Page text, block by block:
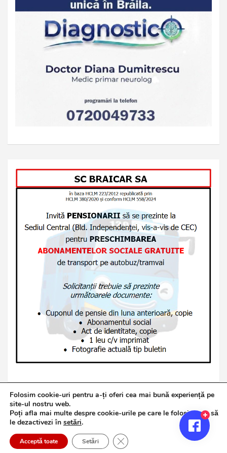
Copyright © 2026Jurnalul de Brăila
Politică de confidențialitate
Theme Horse
Proudly Powered by:WordPress
Folosim cookie-uri pentru a-ți oferi cea mai bună experiență pe
site-ul nostru web.
Poți afla mai multe despre cookie-urile pe care le folosim sau să
le dezactivezi în setări.
Acceptă toate Setări Close GDPR Cookie Banner